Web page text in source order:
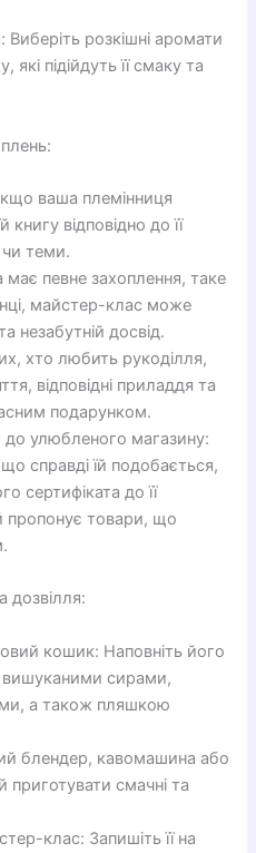
розкішні аромати
підійдуть її смаку та
ваша племінниця
відповідно до її
теми.
певне захоплення, таке
майстер-клас може
незабутній досвід.
хто любить рукоділля,
відповідні приладдя та
подарунком.
до улюбленого магазину:
справді їй подобається,
сертифіката до її
пропонує товари, що
дозвілля:
кошик: Наповніть його
вишуканими сирами,
а також пляшкою
блендер, кавомашина або
смачні та
клас: Запишіть її на